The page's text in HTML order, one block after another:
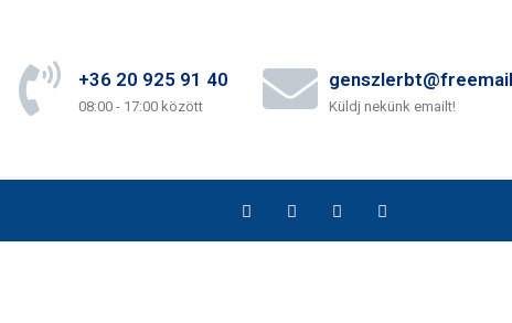
+36 20 925 91 40
08:00 - 17:00 között Küldj nekünk emailt!